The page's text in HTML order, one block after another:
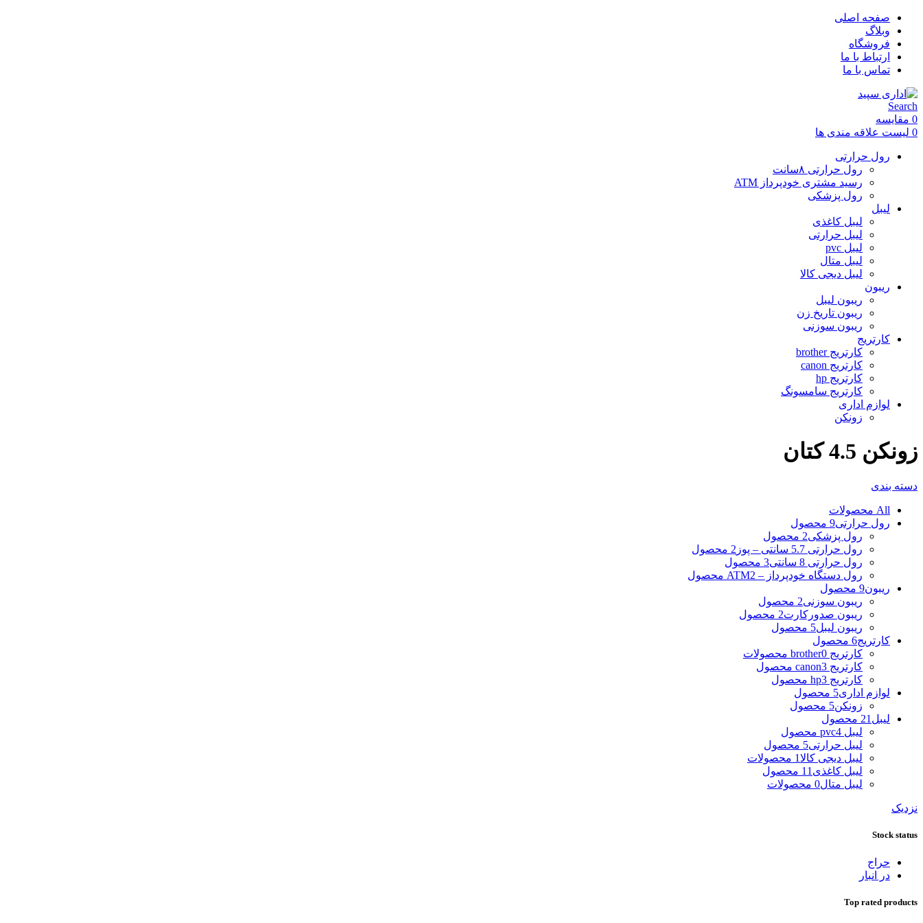
صفحه اصلی
وبلاگ
فروشگاه
ارتباط با ما
تماس با ما
Search
0 مقایسه
0 لیست علاقه مندی ها
رول حرارتی
رول حرارتی ۸سانت
رسید مشتری خودپرداز ATM
رول پزشکی
لیبل
لیبل کاغذی
لیبل حرارتی
لیبل pvc
لیبل متال
لیبل دیجی کالا
ریبون
ریبون لیبل
ریبون تاریخ زن
ریبون سوزنی
کارتریج
کارتریج brother
کارتریج canon
کارتریج hp
کارتریج سامسونگ
لوازم اداری
زونکن
زونکن 4.5 کتان
دسته بندی
All محصولات
رول حرارتی9 محصول
رول پزشکی2 محصول
رول حرارتی 5.7 سانتی – پوز
2 محصول
رول حرارتی 8 سانتی
3 محصول
رول دستگاه خودپرداز – ATM 2 محصول
ریبون9 محصول
ریبون سوزنی2 محصول
ریبون صدورکارت2 محصول
ریبون لیبل5 محصول
کارتریج6 محصول
کارتریج brother 0 محصولات
کارتریج canon 3 محصول
کارتریج hp 3 محصول
لوازم اداری5 محصول
زونکن5 محصول
لیبل 21 محصول
لیبل pvc 4 محصول
لیبل حرارتی5 محصول
لیبل دیجی کالا1 محصولات
لیبل کاغذی 11 محصول
لیبل متال0 محصولات
نزدیک
Stock status
حراج
در انبار
Top rated products